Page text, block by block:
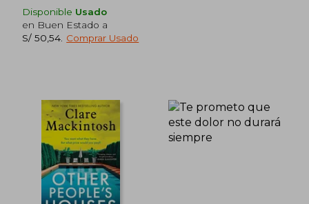
Disponible Usado
en Buen Estado a
S/ 50,54 Comprar Usado